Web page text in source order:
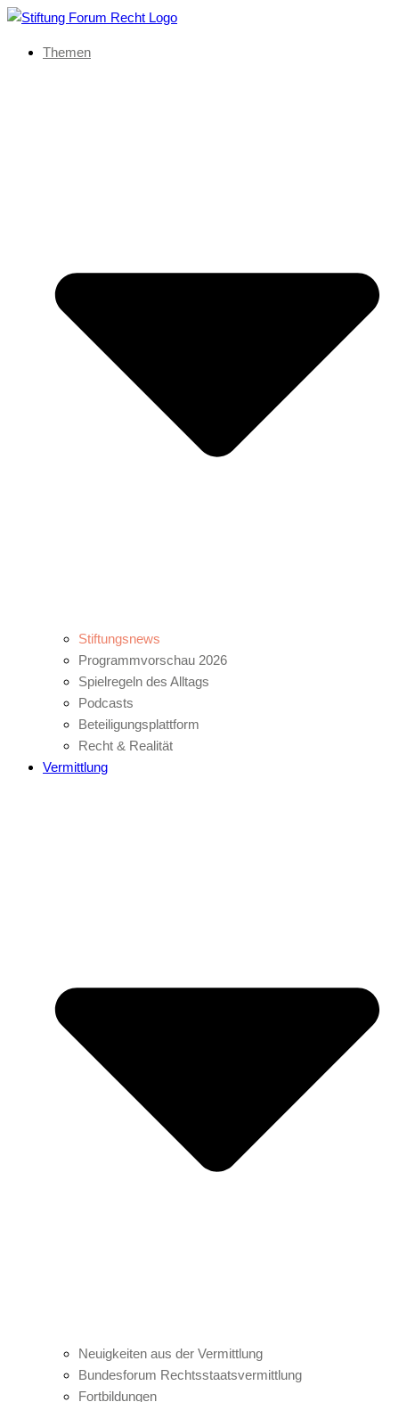
Themen
Stiftungsnews
Programmvorschau 2026
Spielregeln des Alltags
Podcasts
Beteiligungsplattform
Recht & Realität
Vermittlung
Neuigkeiten aus der Vermittlung
Bundesforum Rechtsstaatsvermittlung
Fortbildungen